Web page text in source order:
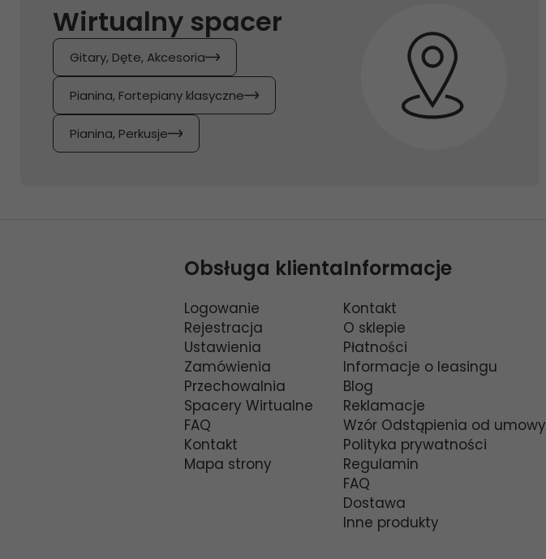
Wirtualny spacer
Gitary, Dęte, Akcesoria
Pianina, Fortepiany klasyczne
Pianina, Perkusje
Obsługa klienta
Logowanie
Rejestracja
Ustawienia
Zamówienia
Przechowalnia
Spacery Wirtualne
FAQ
Kontakt
Mapa strony
Informacje
Kontakt
O sklepie
Płatności
Informacje o leasingu
Blog
Reklamacje
Wzór Odstąpienia od umowy
Polityka prywatności
Regulamin
FAQ
Dostawa
Inne produkty